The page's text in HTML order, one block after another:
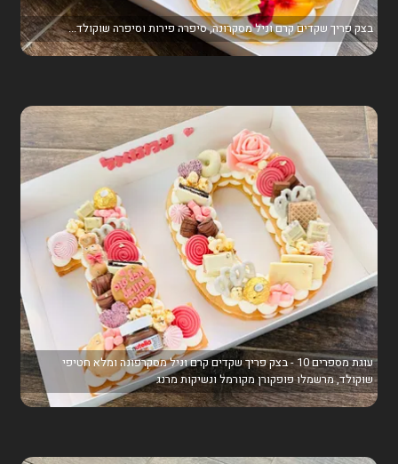
בצק פריך שקדים קרם וניל מסקרונה, סיפרה פירות וסיפרה שוקולד...
עוגת מספרים 10 - בצק פריך שקדים קרם וניל מסקרפונה ומלא חטיפי
שוקולד, מרשמלו פופקורן מקורמל ונשיקות מרנג